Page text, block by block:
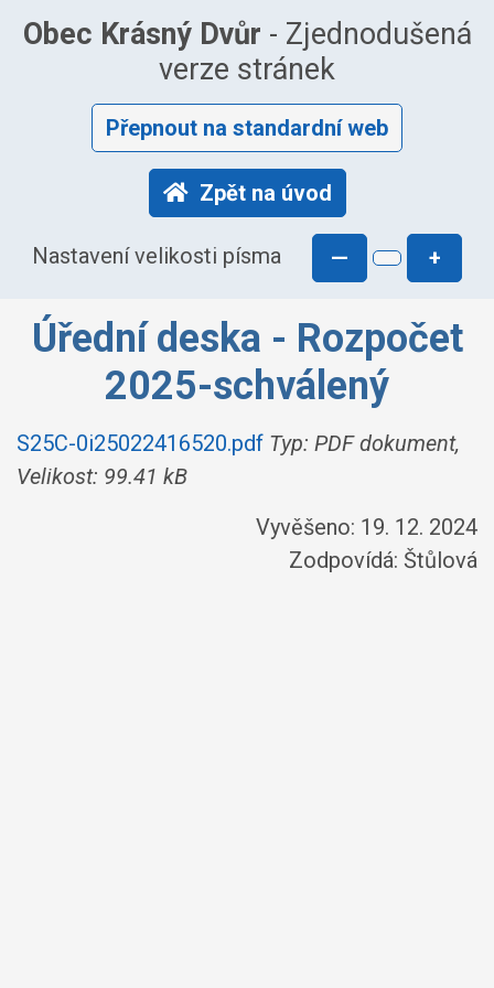
Obec Krásný Dvůr - Zjednodušená
verze stránek
Přepnout na standardní web
Zpět na úvod
Nastavení velikosti písma — +
Úřední deska - Rozpočet
2025-schválený
S25C-0i25022416520.pdf Typ: PDF dokument,
Velikost: 99.41 kB
Vyvěšeno: 19. 12. 2024
Zodpovídá: Štůlová